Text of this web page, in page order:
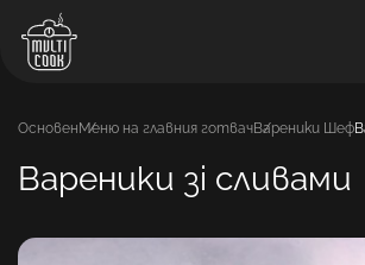
Основен Меню на главния готвачВареники Шеф
Вареники зі сливами